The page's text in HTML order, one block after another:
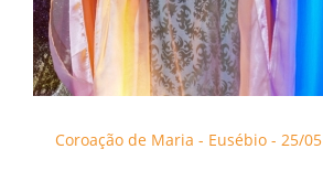
Coroação de Maria - Eusébio - 25/05